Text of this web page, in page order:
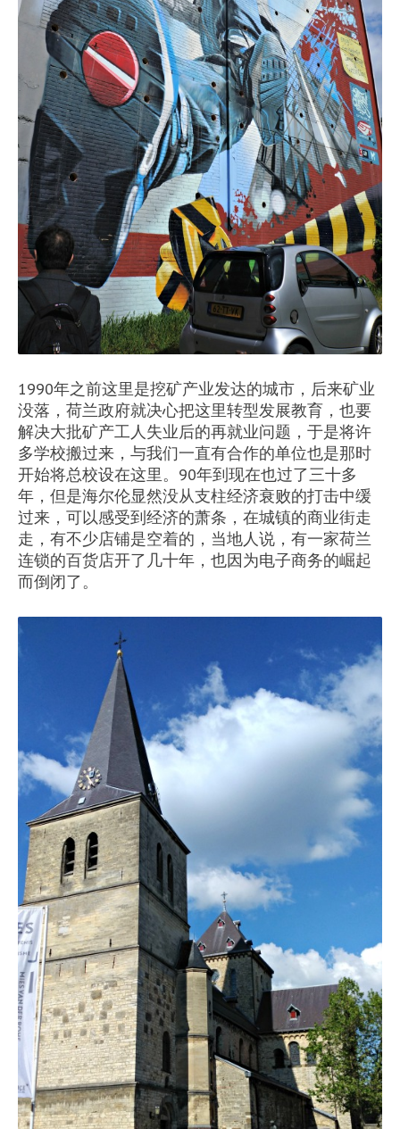
1990年之前这里是挖矿产业发达的城市，后来矿业
没落，荷兰政府就决心把这里转型发展教育，也要
解决大批矿产工人失业后的再就业问题，于是将许
多学校搬过来，与我们一直有合作的单位也是那时
开始将总校设在这里。90年到现在也过了三十多
年，但是海尔伦显然没从支柱经济衰败的打击中缓
过来，可以感受到经济的萧条，在城镇的商业街走
走，有不少店铺是空着的，当地人说，有一家荷兰
连锁的百货店开了几十年，也因为电子商务的崛起
而倒闭了。